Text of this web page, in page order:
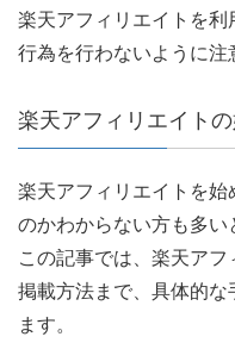
楽天アフィリエイトを
行為を行わないように注
楽天アフィリエイト
楽天アフィリエイトを
のかわからない方も多い
この記事では、楽天ア
掲載方法まで、具体的な
ます。